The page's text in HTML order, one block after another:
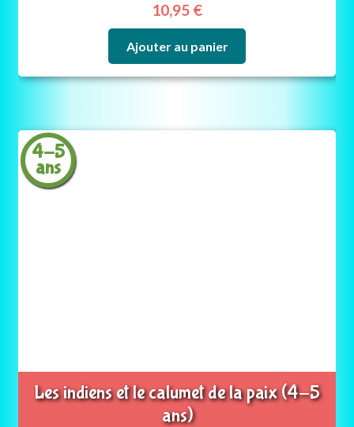
10,95 €
Ajouter au panier
4-5
ans
Les indiens et le calumet de la paix (4-5
ans)